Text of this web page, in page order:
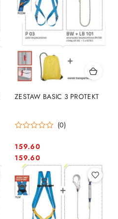
ZESTAW BASIC 3 PROTEKT
(0)
Cena:
159.60
Cena:
159.60